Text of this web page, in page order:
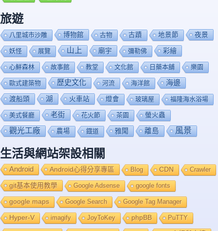
旅遊
八里城市沙雕 博物館 古物 古蹟 地景節 夜景
妖怪 展覽 山上 廟宇 彌勒佛 彩繪
心鮮森林 故事館 教堂 文化館 日藥本舖 樂園
歐式建築物 歷史文化 河流 海洋館 海邊
渡船頭 湖 火車站 燈會 玻璃屋 福隆海水浴場
美式餐廳 老街 花火節 茶園 螢火蟲
觀光工廠 農場 鐡道 雅聞 離島 風景
生活與網站架設相關
Android Android心得分享專區 Blog CDN Crawler
git基本使用教學 Google Adsense google fonts
google maps Google Search Google Tag Manager
Hyper-V imagify JoyToKey phpBB PuTTY